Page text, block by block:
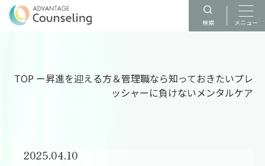
検索 メニュー
TOP ー昇進を迎える方＆管理職なら知っておきたいプレ
ッシャーに負けないメンタルケア
2025.04.10